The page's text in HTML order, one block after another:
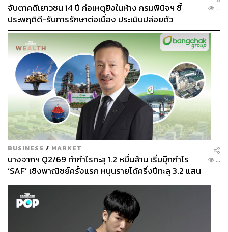
จับตาคดีเยาวชน 14 ปี ก่อเหตุยิงในห้าง กรมพินิจฯ ชี้
ประพฤติดี-รับการรักษาต่อเนื่อง ประเมินปล่อยตัว
...
BUSINESS / MARKET
บางจากฯ Q2/69 ทำกำไรทะลุ 1.2 หมื่นล้าน เริ่มบุ๊กกำไร
‘SAF’ เชิงพาณิชย์ครั้งแรก หนุนรายได้ครึ่งปีทะลุ 3.2 แสน
ล้าน
...